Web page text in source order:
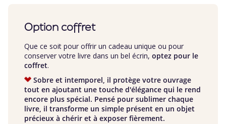
Option coffret
Que ce soit pour offrir un cadeau unique ou pour
conserver votre livre dans un bel écrin, optez pour le
coffret.
Sobre et intemporel, il protège votre ouvrage
tout en ajoutant une touche d'élégance qui le rend
encore plus spécial. Pensé pour sublimer chaque
livre, il transforme un simple présent en un objet
précieux à chérir et à exposer fièrement.